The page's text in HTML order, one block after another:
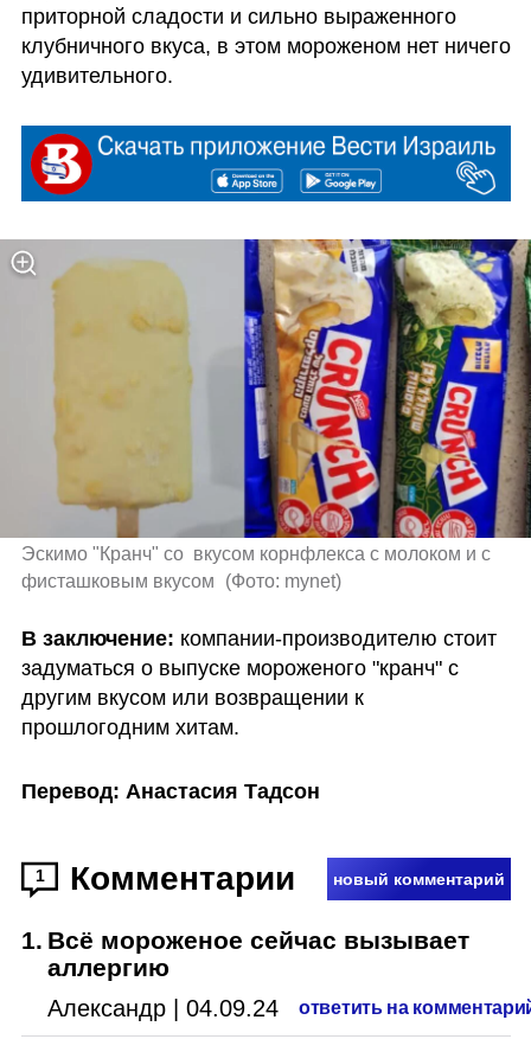
приторной сладости и сильно выраженного
клубничного вкуса, в этом мороженом нет ничего
удивительного.
Эскимо "Кранч" со  вкусом корнфлекса с молоком и с
фисташковым вкусом
(Фото: mynet)
В заключение: компании-производителю стоит
задуматься о выпуске мороженого "кранч" с
другим вкусом или возвращении к
прошлогодним хитам.
Перевод: Анастасия Тадсон
1 Комментарии новый комментарий
1. Всё мороженое сейчас вызывает
аллергию
Александр 04.09.24 ответить на